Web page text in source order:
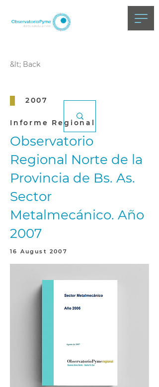
&lt; Back
2007
Informe Regional
Observatorio
Regional Norte de la
Provincia de Bs. As.
Sector
Metalmecánico. Año
2007
16 August 2007